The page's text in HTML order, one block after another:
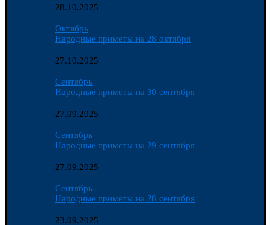
28.10.2025
Октябрь
Народные приметы на 28 октября
27.10.2025
Сентябрь
Народные приметы на 30 сентября
27.09.2025
Сентябрь
Народные приметы на 29 сентября
27.09.2025
Сентябрь
Народные приметы на 28 сентября
23.09.2025